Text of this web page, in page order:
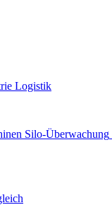
Logistik
Silo-Überwachung